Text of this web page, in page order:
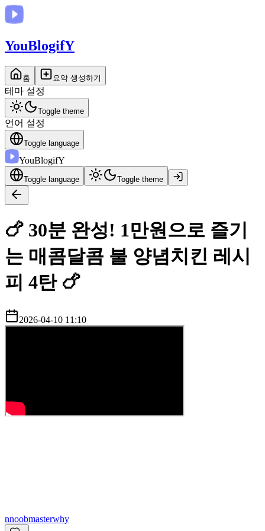
YouBlogifY
홈 요약 생성하기
테마 설정
Toggle theme
언어 설정
Toggle language
YouBlogifY
Toggle language Toggle theme
🍗 30분 완성! 1만원으로 즐기
는 매콤달콤 불 양념치킨 레시
피 4탄 🍗
2026-04-10 11:10
nnoobmasterwhy